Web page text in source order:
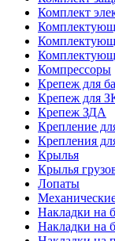
Комплект
Компрессоры
Крепеж для
Крепеж для
Крепеж ЗДА
Крепление
Крепления
Крылья
Крылья
Лопаты
Накладки на
Накладки на